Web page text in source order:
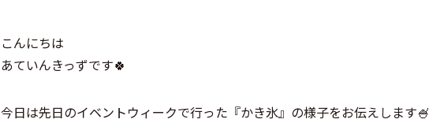
こんにちは
あていんきっずです🍀
今日は先日のイベントウィークで行った『かき氷』の様子をお伝えします🍧